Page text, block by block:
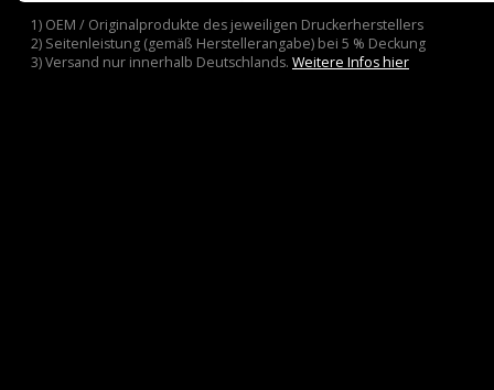
1) OEM / Originalprodukte des jeweiligen Druckerherstellers
2) Seitenleistung (gemäß Herstellerangabe) bei 5 % Deckung
3) Versand nur innerhalb Deutschlands. Weitere Infos hier